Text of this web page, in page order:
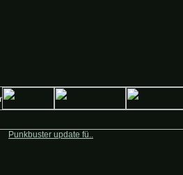
auf Deutsche-Krieger.de
Punkbuster update fü..